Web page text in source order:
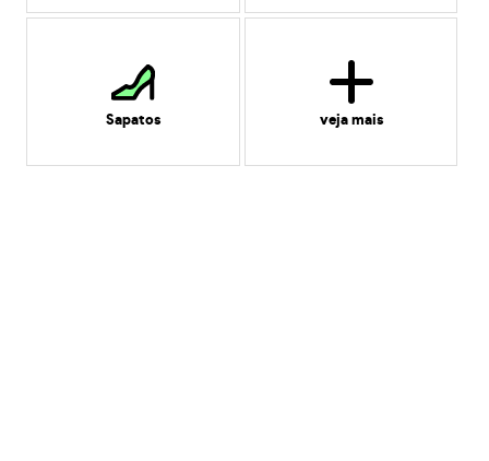
Sapatos veja mais